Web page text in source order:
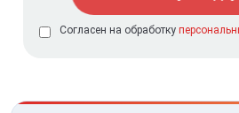
Согласен на обработку